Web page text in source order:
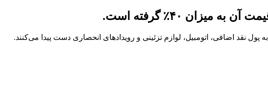
این سرویس به اعضا امکان دسترسی به مجموعه‌ای چرخشی از عناوین راکستار را می‌دهد، در حالی که بازیکنان GTA Online به پول نقد اضافی، اتومبیل، لوازم تزئینی و رویدادهای انحصاری دست پیدا می‌کنند.